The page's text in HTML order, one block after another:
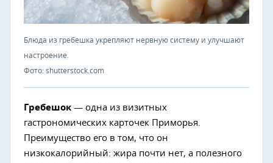
Блюда из гребешка укрепляют нервную систему и улучшают
настроение.
Фото: shutterstock.com
Гребешок — одна из визитных
гастрономических карточек Приморья.
Преимущество его в том, что он
низкокалорийный: жира почти нет, а полезного